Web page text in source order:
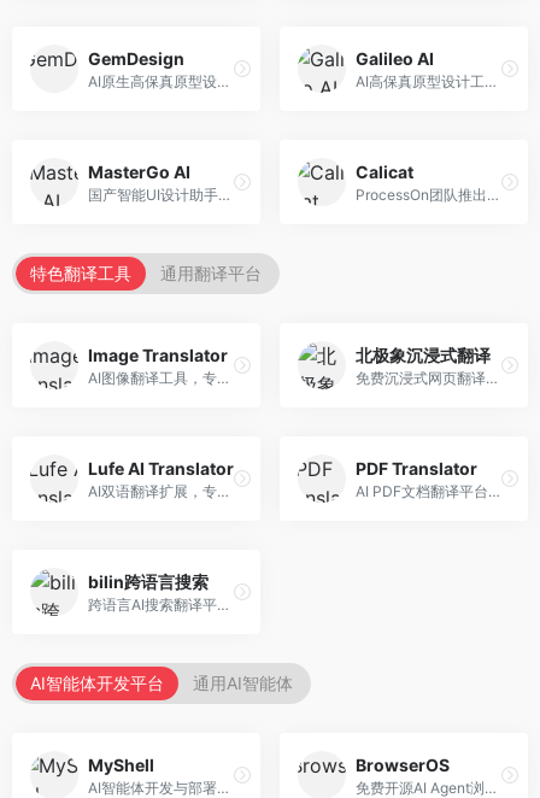
GemDesign
AI原生高保真原型设计工具，专注于智能设计生成。面向设计师，提供界面生成、设计优化、原型制作等服务，设计自动化程度高。
Galileo AI
AI高保真原型设计工具，专注于UI界面生成。面向设计师和产品团队，提供界面生成、交互设计、设计优化等服务，界面质量高。
MasterGo AI
国产智能UI设计助手，专注于界面设计自动化。面向UI设计师，提供界面生成、组件设计、设计系统构建等服务，中文用户适配性好。
Calicat
ProcessOn团队推出的产设研协作平台，整合设计与协作功能。面向产品团队，提供设计协作、文档管理、团队沟通等服务，产研协作便捷。
特色翻译工具 通用翻译平台
Image Translator
AI图像翻译工具，专注于图片文字翻译。面向设计师和电商从业者，提供图片文字识别、翻译、替换等服务，图像翻译效果好。
北极象沉浸式翻译
免费沉浸式网页翻译工具，专注于阅读体验。面向普通用户，提供网页双语翻译、文档翻译等服务，免费使用，翻译质量高。
Lufe AI Translator
AI双语翻译扩展，专注于浏览器翻译场景。面向外语内容阅读者，提供网页双语翻译、划词翻译等服务，浏览器集成便捷。
PDF Translator
AI PDF文档翻译平台，专注于文档本地化。面向商务人士，提供PDF翻译、格式保留、批量处理等服务，文档翻译专业。
bilin跨语言搜索
跨语言AI搜索翻译平台，专注于信息获取。面向研究者和内容创作者，提供跨语言搜索、内容翻译、信息整合等服务，跨语言检索能力强。
AI智能体开发平台 通用AI智能体
MyShell
AI智能体开发与部署平台，专注于语音交互智能体。面向开发者，提供语音智能体创建、部署服务、社区分享等功能，语音交互能力强。
BrowserOS
免费开源AI Agent浏览器，专注于浏览器自动化。面向开发者，提供浏览器控制、任务自动化、API接口等服务，开源免费。